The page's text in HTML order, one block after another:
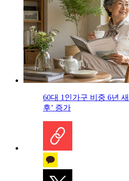
60대 1인가구 비중 6년
후’ 증가